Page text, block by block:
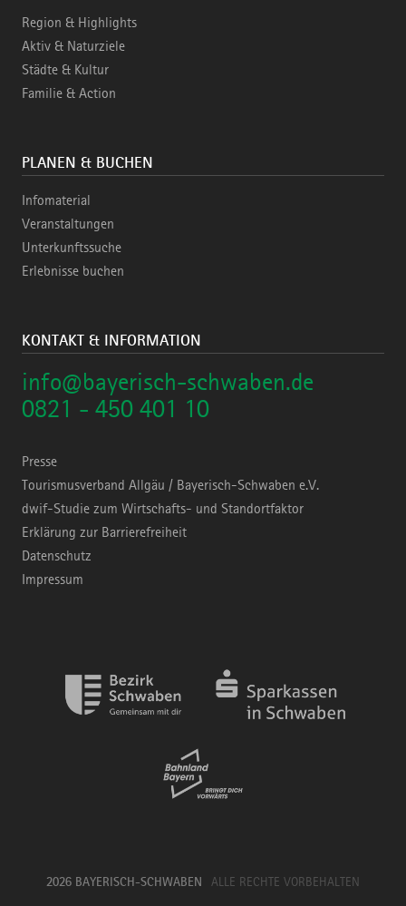
Region & Highlights
Aktiv & Naturziele
Städte & Kultur
Familie & Action
PLANEN & BUCHEN
Infomaterial
Veranstaltungen
Unterkunftssuche
Erlebnisse buchen
KONTAKT & INFORMATION
info@bayerisch-schwaben.de
0821 - 450 401 10
Presse
Tourismusverband Allgäu / Bayerisch-Schwaben e.V.
dwif-Studie zum Wirtschafts- und Standortfaktor
Erklärung zur Barrierefreiheit
Datenschutz
Impressum
2026 BAYERISCH-SCHWABEN ALLE RECHTE VORBEHALTEN